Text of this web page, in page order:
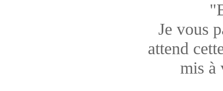
Je vous
attend
mis à